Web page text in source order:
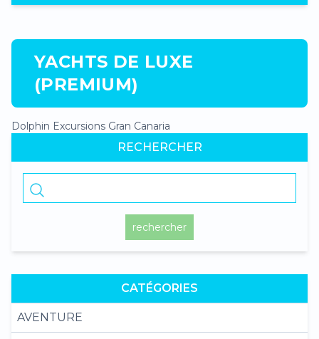
RECHERCHER
rechercher
CATÉGORIES
AVENTURE
YACHTS DE LUXE
(PREMIUM)
Dolphin Excursions Gran Canaria